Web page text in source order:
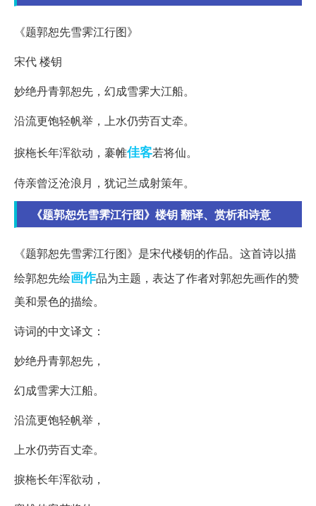
《题郭恕先雪霁江行图》
宋代 楼钥
妙绝丹青郭恕先，幻成雪霁大江船。
沿流更饱轻帆举，上水仍劳百丈牵。
捩柂长年浑欲动，褰帷佳客若将仙。
侍亲曾泛沧浪月，犹记兰成射策年。
《题郭恕先雪霁江行图》楼钥 翻译、赏析和诗意
《题郭恕先雪霁江行图》是宋代楼钥的作品。这首诗以描
绘郭恕先绘画作品为主题，表达了作者对郭恕先画作的赞
美和景色的描绘。
诗词的中文译文：
妙绝丹青郭恕先，
幻成雪霁大江船。
沿流更饱轻帆举，
上水仍劳百丈牵。
捩柂长年浑欲动，